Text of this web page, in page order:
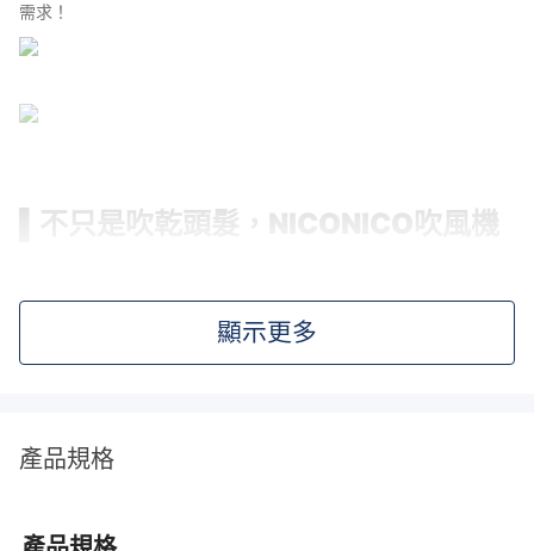
需求！
▌不只是吹乾頭髮，NICONICO吹風機
NICONICO美型負離子吹風機，以高含量負離子抑制毛髮上的靜
電，收服亂翹的髮絲，實現柔順秀髮的想像！
顯示更多
產品規格